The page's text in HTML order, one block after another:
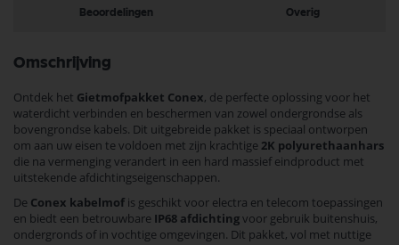
Beoordelingen Overig
Omschrijving
Ontdek het Gietmofpakket Conex, de perfecte oplossing voor het
waterdicht verbinden en beschermen van zowel ondergrondse als
bovengrondse kabels. Dit uitgebreide pakket is speciaal ontworpen
om aan uw eisen te voldoen met zijn krachtige 2K polyurethaanhars
die na vermenging verandert in een hard massief eindproduct met
uitstekende afdichtingseigenschappen.
De Conex kabelmof is geschikt voor electra en telecom toepassingen
en biedt een betrouwbare IP68 afdichtingvoor gebruik buitenshuis,
ondergronds of in vochtige omgevingen. Dit pakket, vol met nuttige